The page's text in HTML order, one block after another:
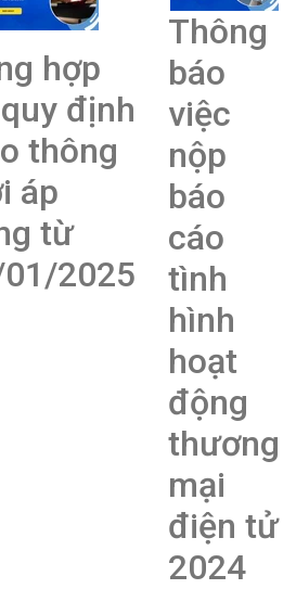
hợp
định
thông
áp
từ
2025
Thông
báo
việc
nộp
báo
cáo
tình
hình
hoạt
động
thương
mại
điện tử
2024